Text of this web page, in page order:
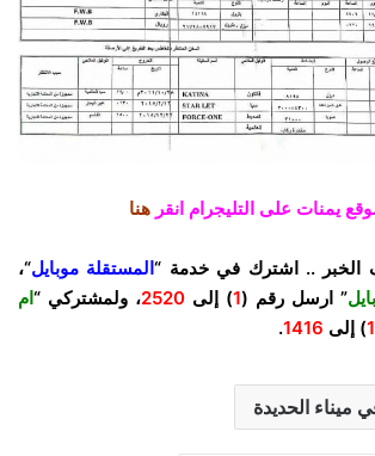
يمنات على التليجرام انقر هنا
الخبر .. اشترك في خدمة “المستقلة موبايل“،
” ارسل رقم (1) إلى 2520، ولمشتركي “ام
1) إلى 1416
.
الحديدة